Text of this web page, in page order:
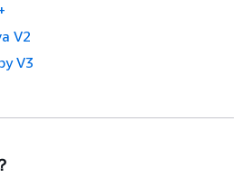
V2
V3